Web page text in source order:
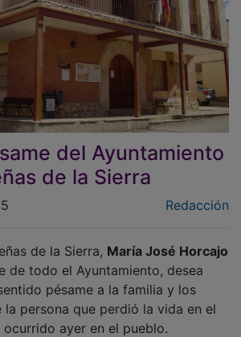
del Ayuntamiento
de la Sierra
Redacción
de la Sierra, María José Horcajo
de todo el Ayuntamiento, desea
pésame a la familia y los
la persona que perdió la vida en el
ayer en el pueblo.